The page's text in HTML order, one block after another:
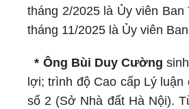
tháng 2/2025 là Ủy viên
tháng 11/2025 là Ủy viên
* Ông Bùi Duy Cường
lợi; trình độ Cao cấp Lý
số 2 (Sở Nhà đất Hà Nội).